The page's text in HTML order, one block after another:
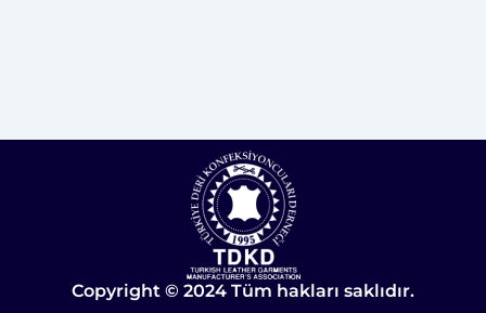
Copyright © 2024 Tüm hakları saklıdır.